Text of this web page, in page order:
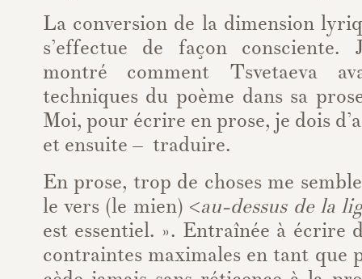
La conversion de la dimension
s’effectue de façon consciente.
montré comment Tsvetaeva
techniques du poème dans sa
Moi, pour écrire en prose, je dois
et ensuite – traduire.
En prose, trop de choses me
le vers (le mien) <au-dessus de la
est essentiel. ». Entraînée à écrire
contraintes maximales en tant que